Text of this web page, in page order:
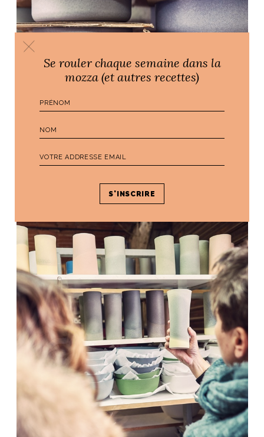
Se rouler chaque semaine dans la
mozza (et autres recettes)